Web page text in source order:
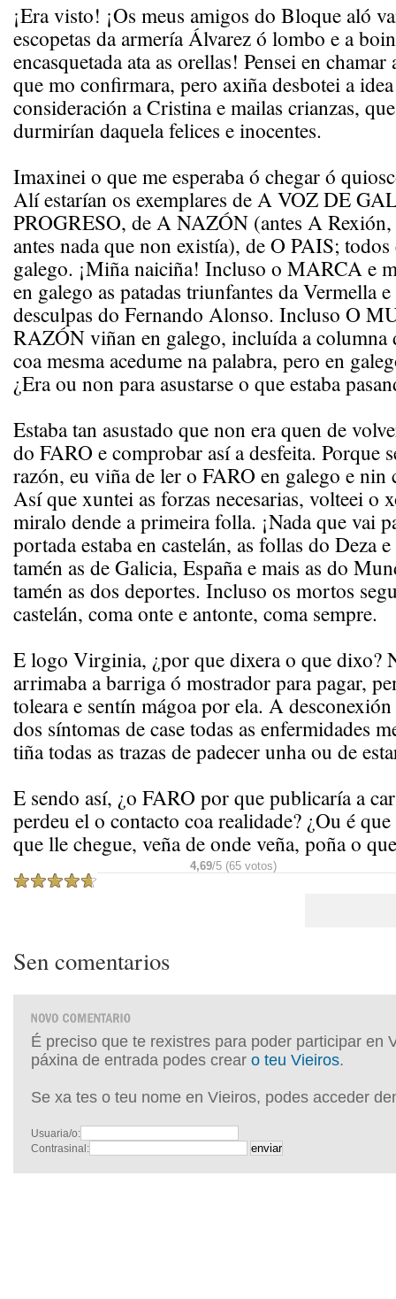
¡Era visto! ¡Os meus amigos do Bloque aló
escopetas da armería Álvarez ó lombo e a
encasquetada ata as orellas! Pensei en
que mo confirmara, pero axiña desbotei a
consideración a Cristina e mailas crianzas,
durmirían daquela felices e inocentes.
Imaxinei o que me esperaba ó chegar ó
Alí estarían os exemplares de A VOZ DE
PROGRESO, de A NAZÓN (antes A Rexión,
antes nada que non existía), de O PAIS;
galego. ¡Miña naiciña! Incluso o MARCA e
en galego as patadas triunfantes da Vermella e
desculpas do Fernando Alonso. Incluso O
RAZÓN viñan en galego, incluída a columna
coa mesma acedume na palabra, pero en
¿Era ou non para asustarse o que estaba
Estaba tan asustado que non era quen de
do FARO e comprobar así a desfeita. Porque
razón, eu viña de ler o FARO en galego e nin
Así que xuntei as forzas necesarias, volteei o
miralo dende a primeira folla. ¡Nada que vai
portada estaba en castelán, as follas do Deza
tamén as de Galicia, España e mais as do
tamén as dos deportes. Incluso os mortos
castelán, coma onte e antonte, coma sempre.
E logo Virginia, ¿por que dixera o que dixo?
arrimaba a barriga ó mostrador para pagar,
toleara e sentín mágoa por ela. A
dos síntomas de case todas as enfermidades
tiña todas as trazas de padecer unha ou de
E sendo así, ¿o FARO por que publicaría a
perdeu el o contacto coa realidade? ¿Ou é
que lle chegue, veña de onde veña, poña o
4,69/5 (65 votos)
Sen comentarios
É preciso que te rexistres para poder participar en
páxina de entrada podes crear o teu Vieiros.
Se xa tes o teu nome en Vieiros, podes acceder
Usuaria/o:
Contrasinal: